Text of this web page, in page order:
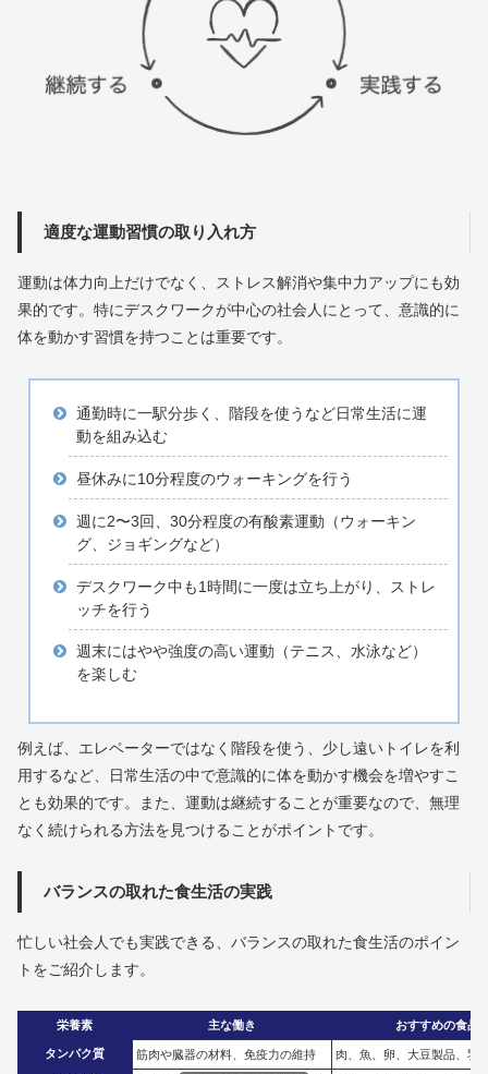
適度な運動習慣の取り入れ方
運動は体力向上だけでなく、ストレス解消や集中力アップにも効
果的です。特にデスクワークが中心の社会人にとって、意識的に
体を動かす習慣を持つことは重要です。
通勤時に一駅分歩く、階段を使うなど日常生活に運
動を組み込む
昼休みに10分程度のウォーキングを行う
週に2〜3回、30分程度の有酸素運動（ウォーキン
グ、ジョギングなど）
デスクワーク中も1時間に一度は立ち上がり、ストレ
ッチを行う
週末にはやや強度の高い運動（テニス、水泳など）
を楽しむ
例えば、エレベーターではなく階段を使う、少し遠いトイレを利
用するなど、日常生活の中で意識的に体を動かす機会を増やすこ
とも効果的です。また、運動は継続することが重要なので、無理
なく続けられる方法を見つけることがポイントです。
バランスの取れた食生活の実践
忙しい社会人でも実践できる、バランスの取れた食生活のポイン
トをご紹介します。
栄養素 主な働き おすすめの食品
タンパク質 筋肉や臓器の材料、免疫力の維持 肉、魚、卵、大豆製品、乳